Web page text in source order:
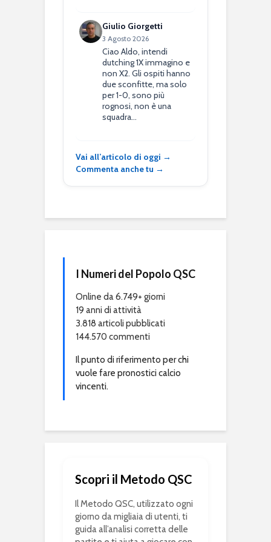
Giulio Giorgetti
3 Agosto 2026
Ciao Aldo, intendi
dutching 1X immagino e
non X2. Gli ospiti hanno
due sconfitte, ma solo
per 1-0, sono più
rognosi, non è una
squadra…
Vai all’articolo di oggi →
Commenta anche tu →
I Numeri del Popolo QSC
Online da 6.749+ giorni
19 anni di attività
3.818 articoli pubblicati
144.570 commenti
Il punto di riferimento per chi
vuole fare pronostici calcio
vincenti.
Scopri il Metodo QSC
Il Metodo QSC, utilizzato ogni
giorno da migliaia di utenti, ti
guida all’analisi corretta delle